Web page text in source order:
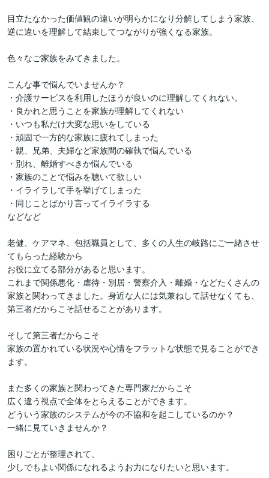
目立たなかった価値観の違いが明らかになり分解してしまう家族、
逆に違いを理解して結束してつながりが強くなる家族。
色々なご家族をみてきました。
こんな事で悩んでいませんか？
・介護サービスを利用したほうが良いのに理解してくれない。
・良かれと思うことを家族が理解してくれない
・いつも私だけ大変な思いをしている
・頑固で一方的な家族に疲れてしまった
・親、兄弟、夫婦など家族間の確執で悩んでいる
・別れ、離婚すべきか悩んでいる
・家族のことで悩みを聴いて欲しい
・イライラして手を挙げてしまった
・同じことばかり言ってイライラする
などなど
老健、ケアマネ、包括職員として、多くの人生の岐路にご一緒させ
てもらった経験から
お役に立てる部分があると思います。
これまで関係悪化・虐待・別居・警察介入・離婚・などたくさんの
家族と関わってきました。身近な人には気兼ねして話せなくても、
第三者だからこそ話せることがあります。
そして第三者だからこそ
家族の置かれている状況や心情をフラットな状態で見ることができ
ます。
また多くの家族と関わってきた専門家だからこそ
広く違う視点で全体をとらえることができます。
どういう家族のシステムが今の不協和を起こしているのか？
一緒に見ていきませんか？
困りごとが整理されて、
少しでもよい関係になれるようお力になりたいと思います。